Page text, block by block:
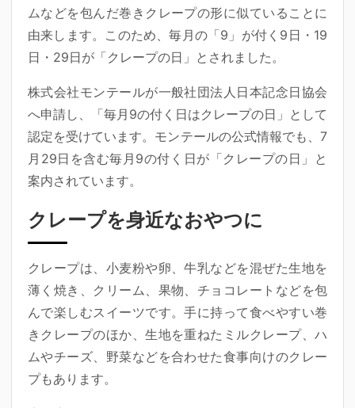
ムなどを包んだ巻きクレープの形に似ていることに
由来します。このため、毎月の「9」が付く9日・19
日・29日が「クレープの日」とされました。
株式会社モンテールが一般社団法人日本記念日協会
へ申請し、「毎月9の付く日はクレープの日」として
認定を受けています。モンテールの公式情報でも、7
月29日を含む毎月9の付く日が「クレープの日」と
案内されています。
クレープを身近なおやつに
クレープは、小麦粉や卵、牛乳などを混ぜた生地を
薄く焼き、クリーム、果物、チョコレートなどを包
んで楽しむスイーツです。手に持って食べやすい巻
きクレープのほか、生地を重ねたミルクレープ、ハ
ムやチーズ、野菜などを合わせた食事向けのクレー
プもあります。